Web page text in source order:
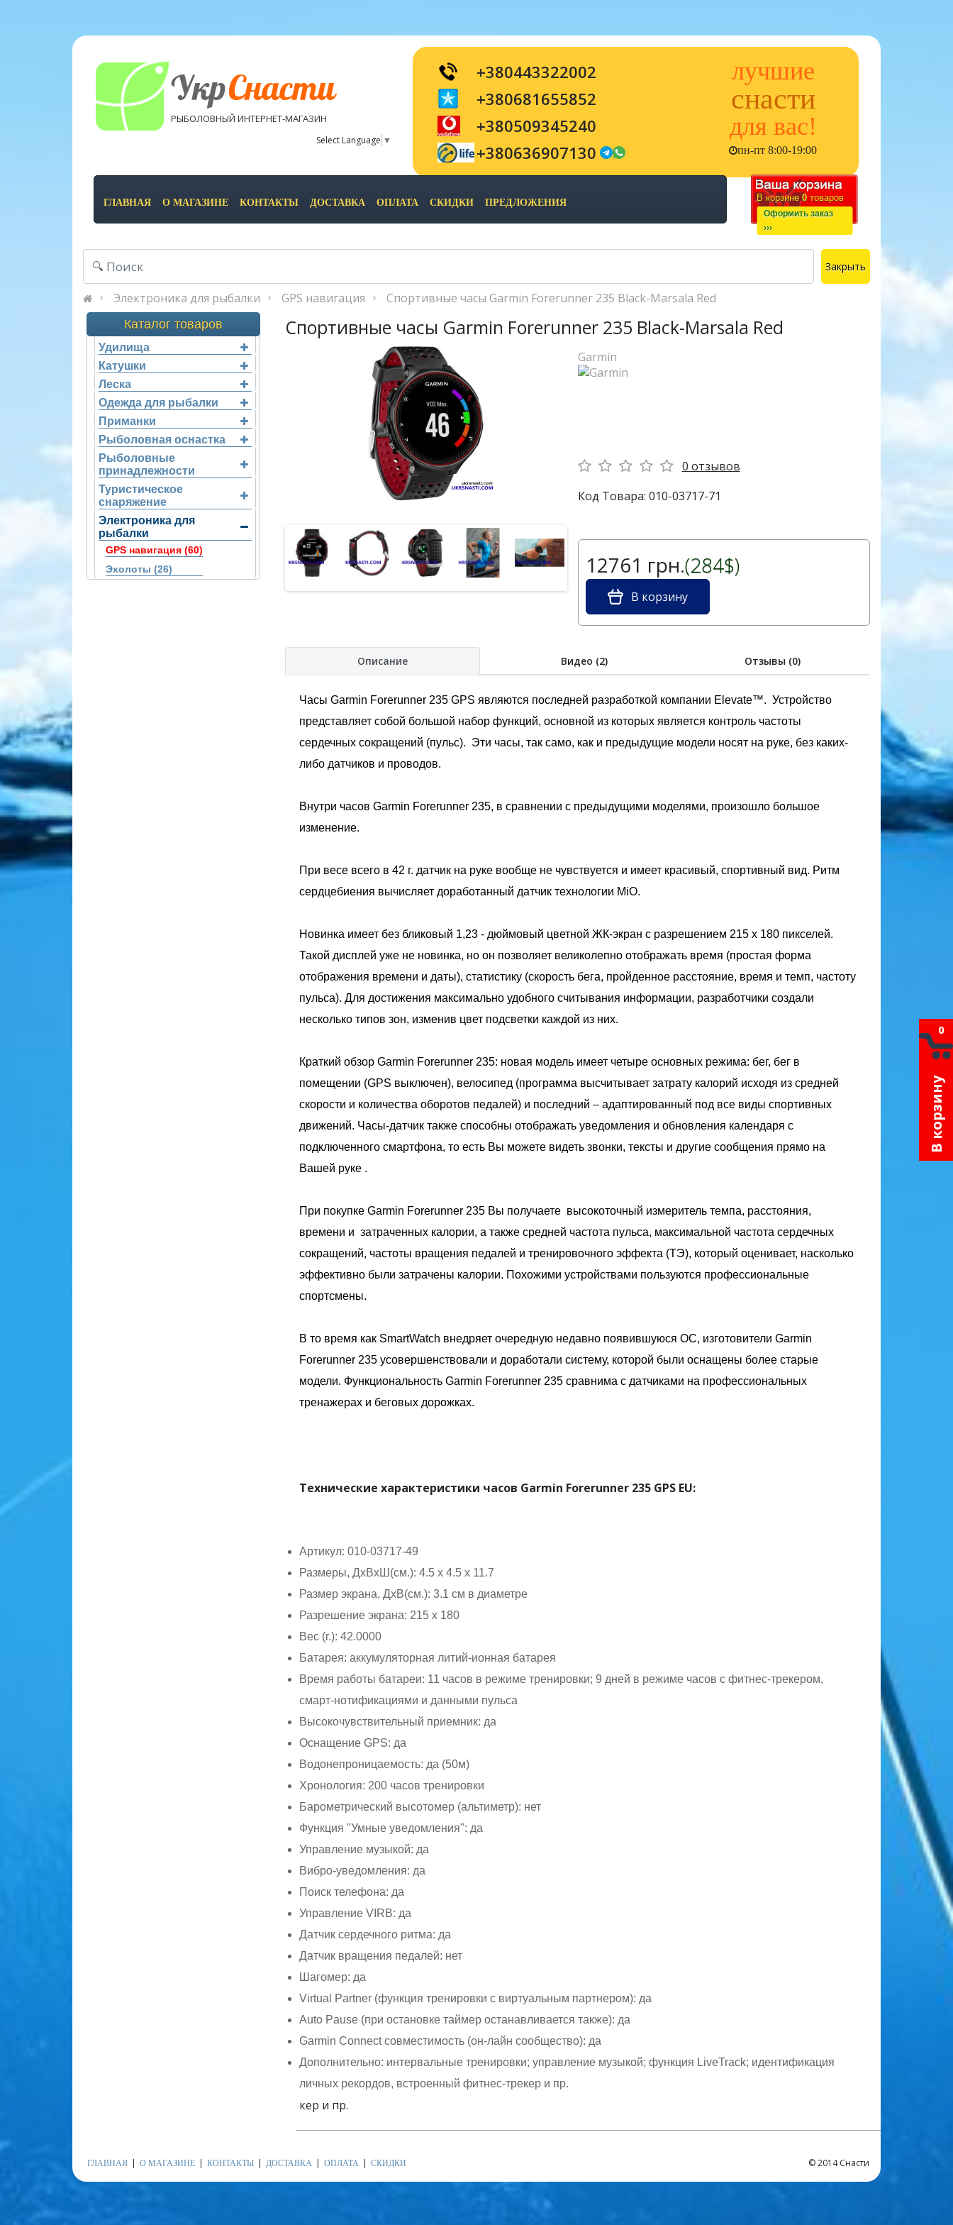
УкрСнасти
РЫБОЛОВНЫЙ ИНТЕРНЕТ-МАГАЗИН
Select Language ▼
+380443322002
+380681655852
+380509345240
+380636907130
лучшие
снасти
для вас!
пн-пт 8:00-19:00
ГЛАВНАЯ О МАГАЗИНЕ КОНТАКТЫ ДОСТАВКА ОПЛАТА СКИДКИ ПРЕДЛОЖЕНИЯ В корзине 0 товаров
Оформить заказ
›››
Закрыть
Электроника для рыбалки GPS навигация Спортивные часы Garmin Forerunner 235 Black-Marsala Red
Каталог товаров
Удилища
Катушки
Леска
Одежда для рыбалки
Приманки
Рыболовная оснастка
Рыболовные
принадлежности
Туристическое
снаряжение
Электроника для
рыбалки
GPS навигация (60)
Эхолоты (26)
Спортивные часы Garmin Forerunner 235 Black-Marsala Red
Garmin
0 отзывов
Код Товара: 010-03717-71
12761 грн.(284$)
В корзину
Описание Видео (2) Отзывы (0)
Часы Garmin Forerunner 235 GPS являются последней разработкой компании Elevate™. Устройство
представляет собой большой набор функций, основной из которых является контроль частоты
сердечных сокращений (пульс). Эти часы, так само, как и предыдущие модели носят на руке, без каких-
либо датчиков и проводов.
Внутри часов Garmin Forerunner 235, в сравнении с предыдущими моделями, произошло большое
изменение.
При весе всего в 42 г. датчик на руке вообще не чувствуется и имеет красивый, спортивный вид. Ритм
сердцебиения вычисляет доработанный датчик технологии MiO.
Новинка имеет без бликовый 1,23 - дюймовый цветной ЖК-экран с разрешением 215 х 180 пикселей.
Такой дисплей уже не новинка, но он позволяет великолепно отображать время (простая форма
отображения времени и даты), статистику (скорость бега, пройденное расстояние, время и темп, частоту
пульса). Для достижения максимально удобного считывания информации, разработчики создали
несколько типов зон, изменив цвет подсветки каждой из них.
Краткий обзор Garmin Forerunner 235: новая модель имеет четыре основных режима: бег, бег в
помещении (GPS выключен), велосипед (программа высчитывает затрату калорий исходя из средней
скорости и количества оборотов педалей) и последний – адаптированный под все виды спортивных
движений. Часы-датчик также способны отображать уведомления и обновления календаря с
подключенного смартфона, то есть Вы можете видеть звонки, тексты и другие сообщения прямо на
Вашей руке .
При покупке Garmin Forerunner 235 Вы получаете высокоточный измеритель темпа, расстояния,
времени и затраченных калории, а также средней частота пульса, максимальной частота сердечных
сокращений, частоты вращения педалей и тренировочного эффекта (TЭ), который оценивает, насколько
эффективно были затрачены калории. Похожими устройствами пользуются профессиональные
спортсмены.
В то время как SmartWatch внедряет очередную недавно появившуюся ОС, изготовители Garmin
Forerunner 235 усовершенствовали и доработали систему, которой были оснащены более старые
модели. Функциональность Garmin Forerunner 235 сравнима с датчиками на профессиональных
тренажерах и беговых дорожках.
Технические характеристики часов Garmin Forerunner 235 GPS EU:
Артикул: 010-03717-49
Размеры, ДxВxШ(см.): 4.5 x 4.5 x 11.7
Размер экрана, ДxВ(см.): 3.1 см в диаметре
Разрешение экрана: 215 x 180
Вес (г.): 42.0000
Батарея: аккумуляторная литий-ионная батарея
Время работы батареи: 11 часов в режиме тренировки; 9 дней в режиме часов с фитнес-трекером,
смарт-нотификациями и данными пульса
Высокочувствительный приемник: да
Оснащение GPS: да
Водонепроницаемость: да (50м)
Хронология: 200 часов тренировки
Барометрический высотомер (альтиметр): нет
Функция "Умные уведомления": да
Управление музыкой: да
Вибро-уведомления: да
Поиск телефона: да
Управление VIRB: да
Датчик сердечного ритма: да
Датчик вращения педалей: нет
Шагомер: да
Virtual Partner (функция тренировки с виртуальным партнером): да
Auto Pause (при остановке таймер останавливается также): да
Garmin Connect совместимость (он-лайн сообщество): да
Дополнительно: интервальные тренировки; управление музыкой; функция LiveTrack; идентификация
личных рекордов, встроенный фитнес-трекер и пр.
кер и пр.
ГЛАВНАЯ О МАГАЗИНЕ КОНТАКТЫ ДОСТАВКА ОПЛАТА СКИДКИ © 2014 Снасти
0
В корзину